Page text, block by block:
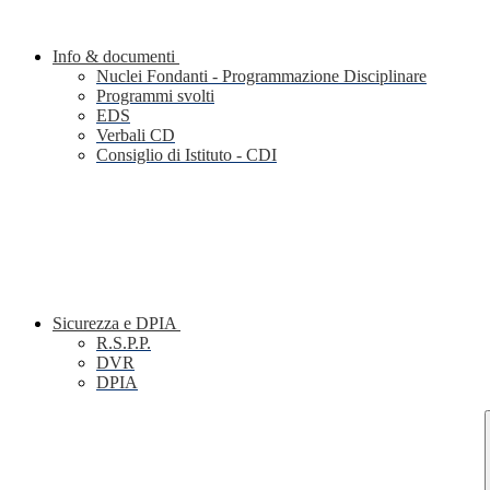
Info & documenti
Nuclei Fondanti - Programmazione Disciplinare
Programmi svolti
EDS
Verbali CD
Consiglio di Istituto - CDI
Sicurezza e DPIA
R.S.P.P.
DVR
DPIA